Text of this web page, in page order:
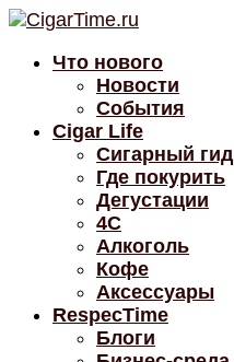
Что нового
Новости
События
Cigar Life
Сигарный гид
Где покурить
Дегустации
4C
Алкоголь
Кофе
Аксессуары
RespecTime
Блоги